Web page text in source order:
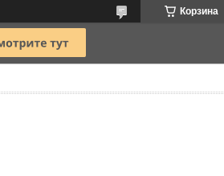
Корзина